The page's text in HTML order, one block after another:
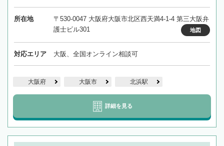
所在地
〒530-0047 大阪府大阪市北区西天満4-1-4 第三大阪弁
護士ビル301
地図
対応エリア 大阪、全国オンライン相談可
大阪府 大阪市 北浜駅
詳細を見る